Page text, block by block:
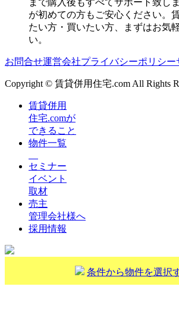
まで購入後もすべてサポート致し
が初めての方もご安心ください。
たい方・買いたい方、まずはお気
い。
お問合せ運営会社プライバシーポリシー
Copyright © 賃貸併用住宅.com All Rights
賃貸併用
住宅.comが
できること
物件一覧
セミナー
イベント
取材
売主
管理会社様へ
採用情報
条件から物件を選択